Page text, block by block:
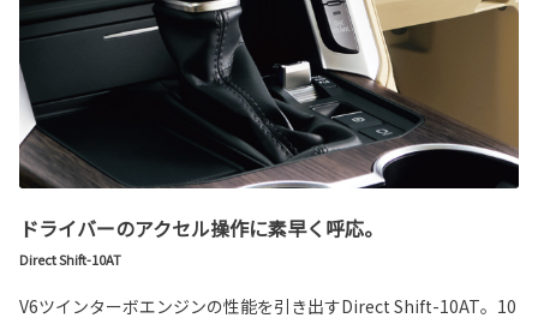
ドライバーのアクセル操作に素早く呼応。
Direct Shift-10AT
V6ツインターボエンジンの性能を引き出すDirect Shift-10AT。10